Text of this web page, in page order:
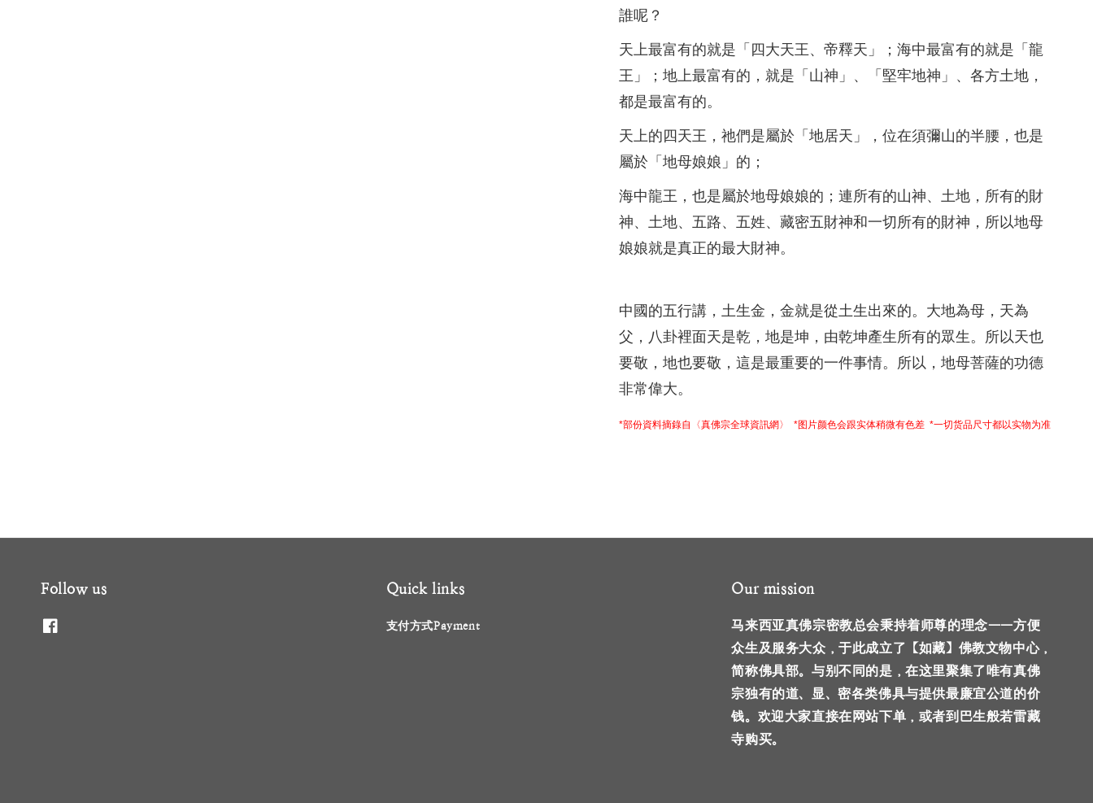
誰呢？
天上最富有的就是「四大天王、帝釋天」；海中最富有的就是「龍
王」；地上最富有的，就是「山神」、「堅牢地神」、各方土地，
都是最富有的。
天上的四天王，祂們是屬於「地居天」，位在須彌山的半腰，也是
屬於「地母娘娘」的；
海中龍王，也是屬於地母娘娘的；連所有的山神、土地，所有的財
神、土地、五路、五姓、藏密五財神和一切所有的財神，所以地母
娘娘就是真正的最大財神。
中國的五行講，土生金，金就是從土生出來的。大地為母，天為
父，八卦裡面天是乾，地是坤，由乾坤產生所有的眾生。所以天也
要敬，地也要敬，這是最重要的一件事情。所以，地母菩薩的功德
非常偉大。
*部份資料摘錄自〈真佛宗全球資訊網〉 *图片颜色会跟实体稍微有色差 *一切货品尺寸都以实物为准
Follow us Quick links
支付方式Payment
Our mission
马来西亚真佛宗密教总会秉持着师尊的理念——方便
众生及服务大众，于此成立了【如藏】佛教文物中心，
简称佛具部。与别不同的是，在这里聚集了唯有真佛
宗独有的道、显、密各类佛具与提供最廉宜公道的价
钱。欢迎大家直接在网站下单，或者到巴生般若雷藏
寺购买。